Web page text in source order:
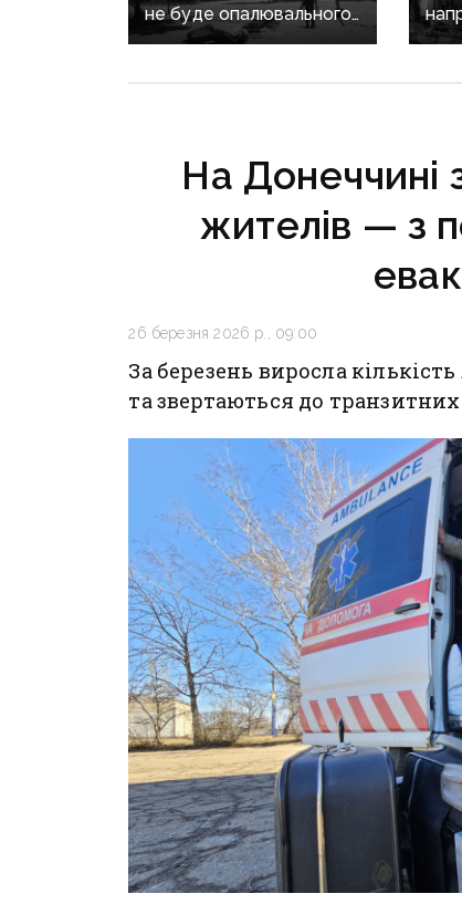
не буде опалювального
сезону: фронт
На Донеччині
жителів — з
26 березня 2026 р., 09:00
За березень виросла
та звертаються до